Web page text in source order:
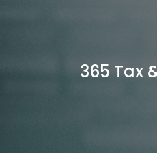
365 Tax